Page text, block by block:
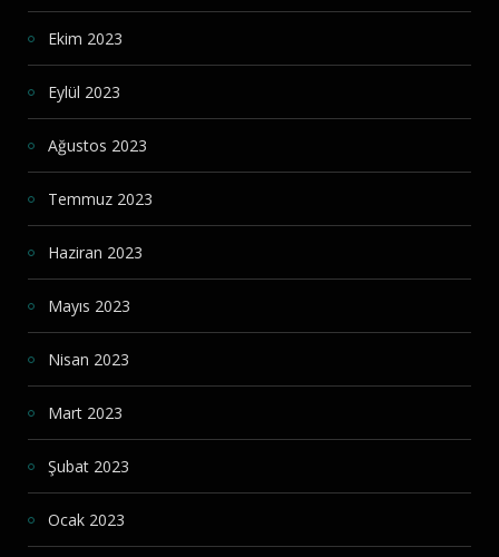
Ekim 2023
Eylül 2023
Ağustos 2023
Temmuz 2023
Haziran 2023
Mayıs 2023
Nisan 2023
Mart 2023
Şubat 2023
Ocak 2023